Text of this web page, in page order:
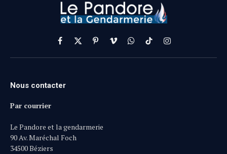
Facebook
X
(Twitter)
PinterestVimeoWhatsApp
TikTokInstagram
Nous contacter
Par courrier
Le Pandore et la gendarmerie
90 Av. Maréchal Foch
34500 Béziers